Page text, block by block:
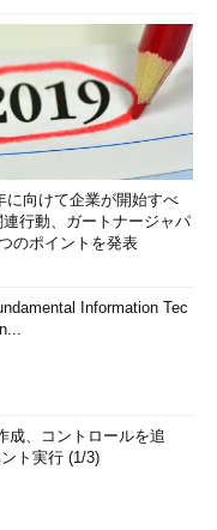
に向けて企業が開始すべ
連行動、ガートナージャパ
のポイントを発表
Information Tec
成、コントロールを追
ト実行 (1/3)